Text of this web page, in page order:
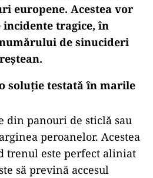
europene. Acestea vor
tragice, în
de sinucideri
soluție testată în marile
din panouri de sticlă sau
peroanelor. Acestea
trenul este perfect aliniat
să prevină accesul